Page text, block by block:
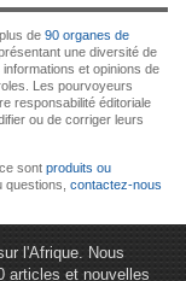
de 90 organes de
une diversité de
et opinions de
Les pourvoyeurs
responsabilité éditoriale
ou de corriger leurs
sont produits ou
questions, contactez-nous
l'Afrique. Nous
articles et nouvelles